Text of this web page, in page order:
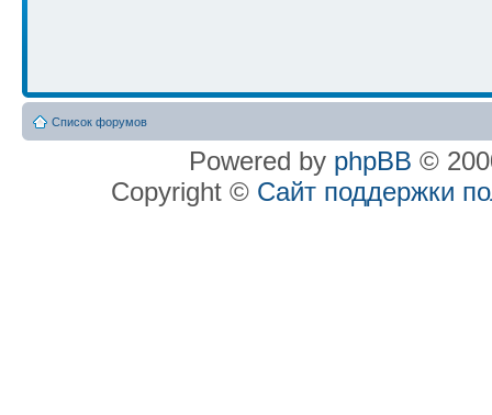
Список форумов
Powered by phpBB ©
Copyright © Сайт поддержки